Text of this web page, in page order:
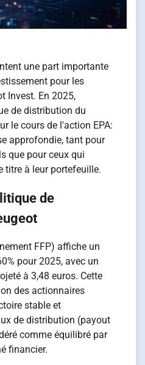
une part importante
pour les
Invest. En 2025,
de distribution du
le cours de l'action EPA:
approfondie, tant pour
que pour ceux qui
titre à leur portefeuille.
de
FFP) affiche un
pour 2025, avec un
à 3,48 euros. Cette
des actionnaires
stable et
de distribution (payout
comme équilibré par
financier.